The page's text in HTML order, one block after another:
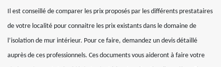
Il est conseillé de comparer les prix proposés par les différents prestataires
de votre localité pour connaitre les prix existants dans le domaine de
l’isolation de mur intérieur. Pour ce faire, demandez un devis détaillé
auprès de ces professionnels. Ces documents vous aideront à faire votre